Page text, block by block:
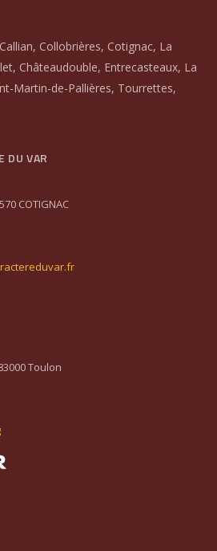
Collobrières, Cotignac, La
Châteaudouble, Entrecasteaux, La
Martin-de-Pallières, Tourrettes,
DU VAR
COTIGNAC
Toulon